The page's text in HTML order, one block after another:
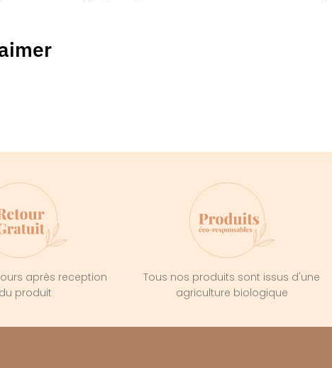
après reception
du produit
Tous nos produits sont issus d'une
agriculture biologique